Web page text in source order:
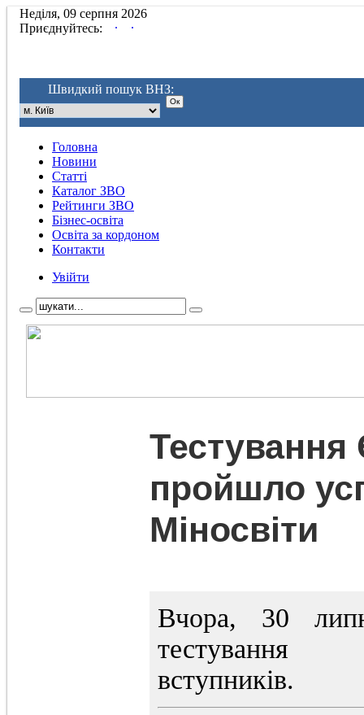
Неділя, 09 серпня 2026
Приєднуйтесь:
. .
Швидкий пошук ВНЗ:
Головна
Новини
Статті
Каталог ЗВО
Рейтинги ЗВО
Бізнес-освіта
Освіта за кордоном
Контакти
Увійти
пройшло
Міносвіти
Вчора, 30
тестування
вступників.